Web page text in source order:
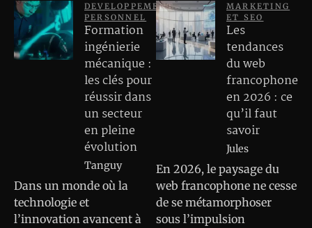
DEVELOPPEMENT
PERSONNEL
Formation
ingénierie
mécanique :
les clés pour
réussir dans
un secteur
en pleine
évolution
Tanguy
Dans un monde où la
technologie et
l’innovation avancent à
MARKETING
ET SEO
Les
tendances
du web
francophone
en 2026 : ce
qu’il faut
savoir
Jules
En 2026, le paysage du
web francophone ne cesse
de se métamorphoser
sous l’impulsion